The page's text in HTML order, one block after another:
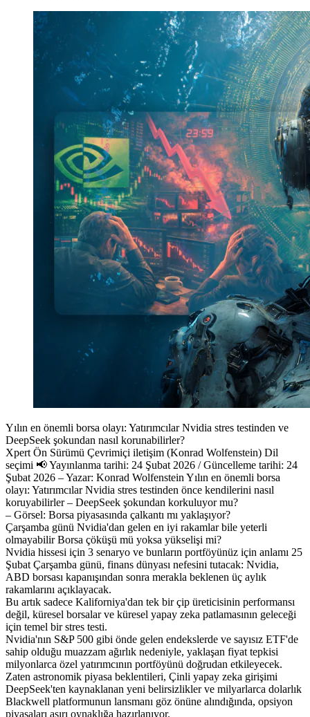
Yılın en önemli borsa olayı: Yatırımcılar Nvidia stres testinden ve
DeepSeek şokundan nasıl korunabilirler?
Xpert Ön Sürümü Çevrimiçi iletişim (Konrad Wolfenstein) Dil
seçimi 📢 Yayınlanma tarihi: 24 Şubat 2026 / Güncelleme tarihi: 24
Şubat 2026 – Yazar: Konrad Wolfenstein Yılın en önemli borsa
olayı: Yatırımcılar Nvidia stres testinden önce kendilerini nasıl
koruyabilirler – DeepSeek şokundan korkuluyor mu?
– Görsel: Borsa piyasasında çalkantı mı yaklaşıyor?
Çarşamba günü Nvidia'dan gelen en iyi rakamlar bile yeterli
olmayabilir Borsa çöküşü mü yoksa yükselişi mi?
Nvidia hissesi için 3 senaryo ve bunların portföyünüz için anlamı 25
Şubat Çarşamba günü, finans dünyası nefesini tutacak: Nvidia,
ABD borsası kapanışından sonra merakla beklenen üç aylık
rakamlarını açıklayacak.
Bu artık sadece Kaliforniya'dan tek bir çip üreticisinin performansı
değil, küresel borsalar ve küresel yapay zeka patlamasının geleceği
için temel bir stres testi.
Nvidia'nın S&P 500 gibi önde gelen endekslerde ve sayısız ETF'de
sahip olduğu muazzam ağırlık nedeniyle, yaklaşan fiyat tepkisi
milyonlarca özel yatırımcının portföyünü doğrudan etkileyecek.
Zaten astronomik piyasa beklentileri, Çinli yapay zeka girişimi
DeepSeek'ten kaynaklanan yeni belirsizlikler ve milyarlarca dolarlık
Blackwell platformunun lansmanı göz önüne alındığında, opsiyon
piyasaları aşırı oynaklığa hazırlanıyor.